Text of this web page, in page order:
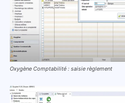
Oxygène Comptabilité : saisie règlement